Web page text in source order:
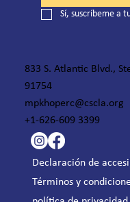
Sí, suscríbeme a
833 S. Atlantic Blvd.,
91754
mpkhoperc@cscla.org
+1-626-609 3399
Declaración de
Términos y